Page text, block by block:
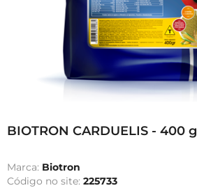
BIOTRON CARDUELIS - 400 g
Marca: Biotron
Código no site: 225733